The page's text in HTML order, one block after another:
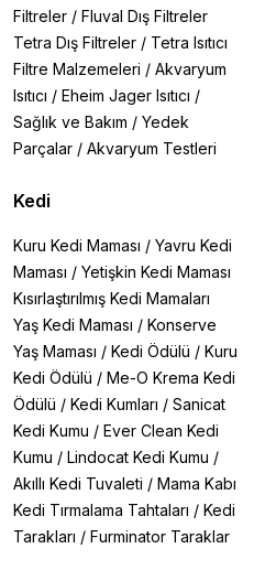
Filtreler / Fluval Dış Filtreler
Tetra Dış Filtreler / Tetra Isıtıcı
Filtre Malzemeleri / Akvaryum
Isıtıcı / Eheim Jager Isıtıcı /
Sağlık ve Bakım / Yedek
Parçalar / Akvaryum Testleri
Kedi
Kuru Kedi Maması / Yavru Kedi
Maması / Yetişkin Kedi Maması
Kısırlaştırılmış Kedi Mamaları
Yaş Kedi Maması / Konserve
Yaş Maması / Kedi Ödülü / Kuru
Kedi Ödülü / Me-O Krema Kedi
Ödülü / Kedi Kumları / Sanicat
Kedi Kumu / Ever Clean Kedi
Kumu / Lindocat Kedi Kumu /
Akıllı Kedi Tuvaleti / Mama Kabı
Kedi Tırmalama Tahtaları / Kedi
Tarakları / Furminator Taraklar